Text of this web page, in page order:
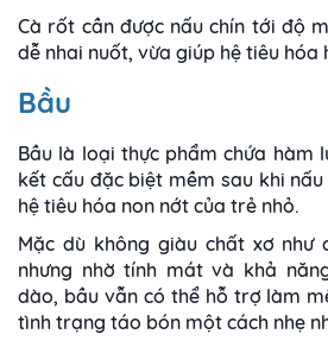
Cà rốt cần được nấu chín tới độ
dễ nhai nuốt, vừa giúp hệ tiêu hóa
Bầu
Bầu là loại thực phẩm chứa hàm
kết cấu đặc biệt mềm sau khi
hệ tiêu hóa non nớt của trẻ nhỏ.
Mặc dù không giàu chất xơ như
nhưng nhờ tính mát và khả
dào, bầu vẫn có thể hỗ trợ làm
tình trạng táo bón một cách nhẹ